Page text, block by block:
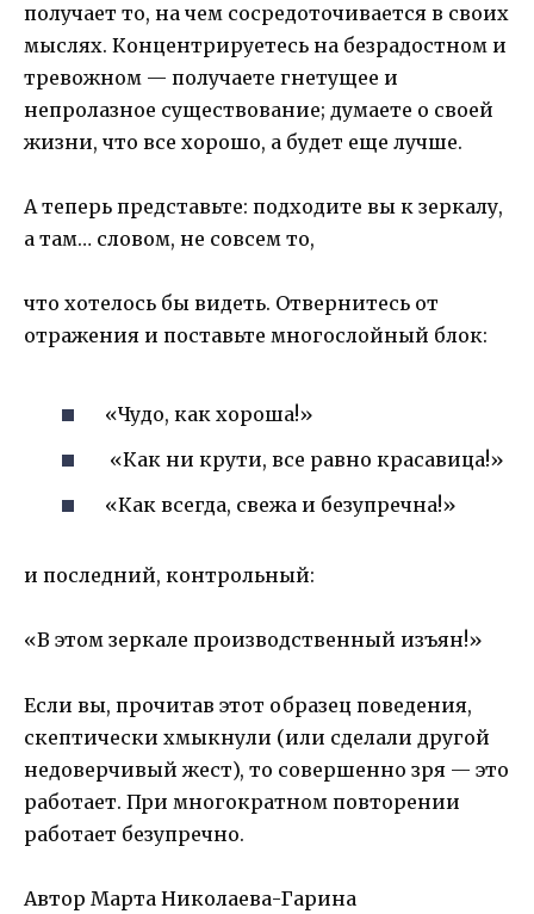
получает то, на чем сосредоточивается в своих
мыслях. Концентрируетесь на безрадостном и
тревожном — получаете гнетущее и
непролазное существование; думаете о своей
жизни, что все хорошо, а будет еще лучше.
А теперь представьте: подходите вы к зеркалу,
а там… словом, не совсем то,
что хотелось бы видеть. Отвернитесь от
отражения и поставьте многослойный блок:
«Чудо, как хороша!»
«Как ни крути, все равно красавица!»
«Как всегда, свежа и безупречна!»
и последний, контрольный:
«В этом зеркале производственный изъян!»
Если вы, прочитав этот образец поведения,
скептически хмыкнули (или сделали другой
недоверчивый жест), то совершенно зря — это
работает. При многократном повторении
работает безупречно.
Автор Марта Николаева-Гарина